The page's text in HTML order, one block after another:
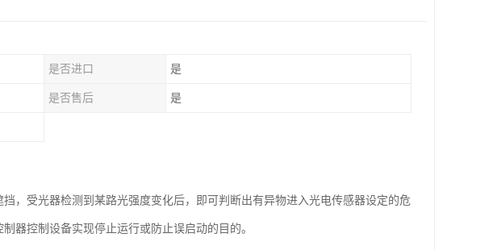
是否进口 是
是否售后 是
，受光器检测到某路光强度变化后，即可判断出有异物进入光电传感器设定的危
器控制设备实现停止运行或防止误启动的目的。